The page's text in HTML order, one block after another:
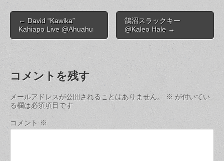
Post
navigation
← David “Kawika”
Kahiapo Live @Ahuahu
鵠沼スラックキー
@Kaleo Hale →
コメントを残す
メールアドレスが公開されることはありません。 ※ が付いてい
る欄は必須項目です
コメント ※